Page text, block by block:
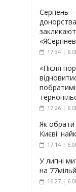
Серпень
17:34 |
«Після
17:26 |
Як обрати
Києві:
17:14 |
У липні
на
16:27 |